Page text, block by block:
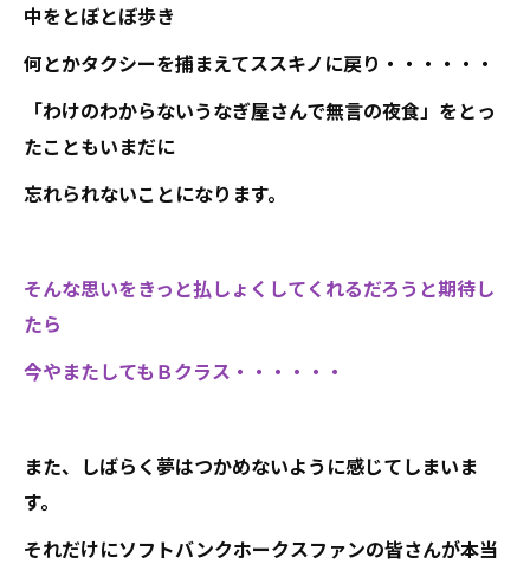
中をとぼとぼ歩き
何とかタクシーを捕まえてススキノに戻り・・・・・・
「わけのわからないうなぎ屋さんで無言の夜食」をとっ
たこともいまだに
忘れられないことになります。
そんな思いをきっと払しょくしてくれるだろうと期待し
たら
今やまたしてもＢクラス・・・・・・
また、しばらく夢はつかめないように感じてしまいま
す。
それだけにソフトバンクホークスファンの皆さんが本当